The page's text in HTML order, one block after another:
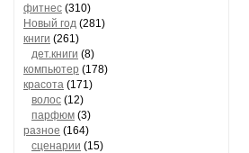
фитнес (310)
Новый год (281)
книги (261)
дет.книги (8)
компьютер (178)
красота (171)
волос (12)
парфюм (3)
разное (164)
сценарии (15)